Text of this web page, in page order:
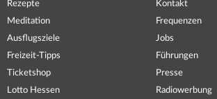
Rezepte
Meditation
Ausflugsziele
Freizeit-Tipps
Ticketshop
Lotto Hessen
Kontakt
Frequenzen
Jobs
Führungen
Presse
Radiowerbung